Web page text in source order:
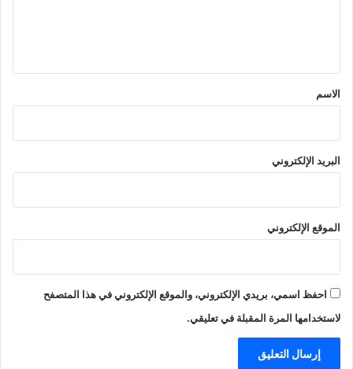
*
الاسم
البريد الإلكتروني
الموقع الإلكتروني
احفظ اسمي، بريدي الإلكتروني، والموقع الإلكتروني في هذا المتصفح
لاستخدامها المرة المقبلة في تعليقي.